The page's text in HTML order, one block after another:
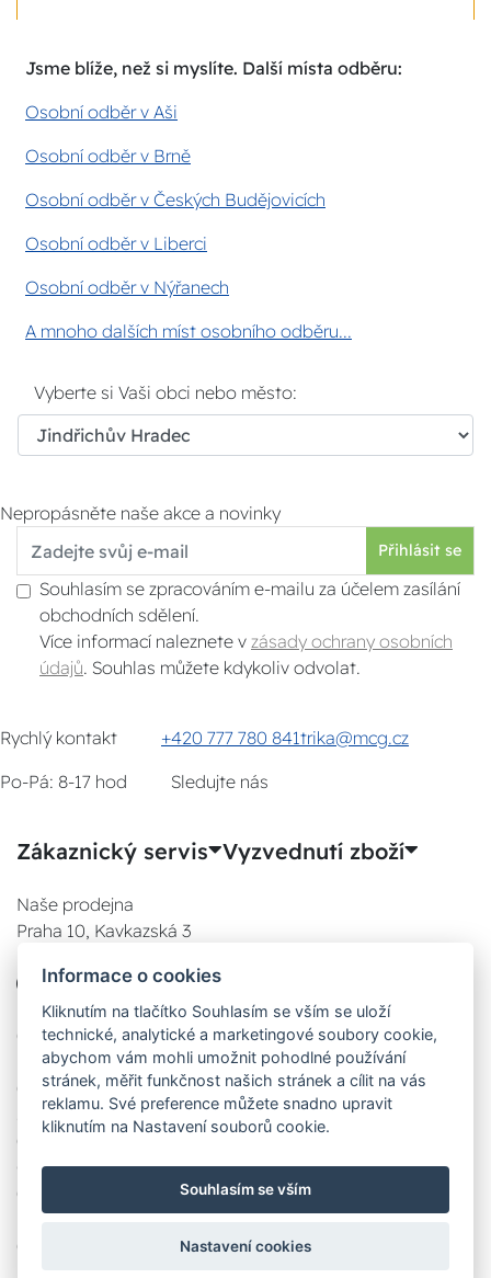
Jsme blíže, než si myslíte. Další místa odběru:
Osobní odběr v Aši
Osobní odběr v Brně
Osobní odběr v Českých Budějovicích
Osobní odběr v Liberci
Osobní odběr v Nýřanech
A mnoho dalších míst osobního odběru...
Vyberte si Vaši obci nebo město:
Nepropásněte naše akce a novinky
Přihlásit se
Souhlasím se zpracováním e-mailu za účelem zasílání
obchodních sdělení.
Více informací naleznete v zásady ochrany osobních
údajů . Souhlas můžete kdykoliv odvolat.
Rychlý kontakt +420 777 780 841trika@mcg.cz
Po-Pá: 8-17 hod
Sledujte nás
Zákaznický servis Vyzvednutí zboží
Naše prodejna
Praha 10, Kavkazská 3
777 780 841
08:00 - 17:00
08:00 - 17:00
08:00 - 17:00
Čt:
08:00 - 17:00
08:00 - 17:00
Informace o cookies
Kliknutím na tlačítko Souhlasím se vším se uloží
technické, analytické a marketingové soubory cookie,
abychom vám mohli umožnit pohodlné používání
stránek, měřit funkčnost našich stránek a cílit na vás
reklamu. Své preference můžete snadno upravit
kliknutím na Nastavení souborů cookie.
Souhlasím se vším
Nastavení cookies